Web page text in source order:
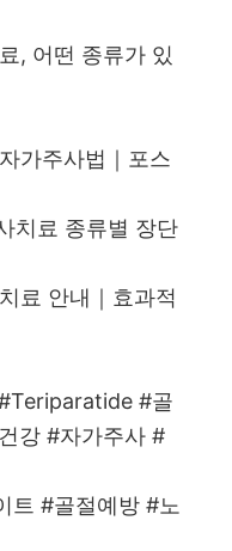
, 어떤 종류가 있
가주사법｜포스
치료 종류별 장단
료 안내｜효과적
#골
강 #자가주사 #
트 #골절예방 #노